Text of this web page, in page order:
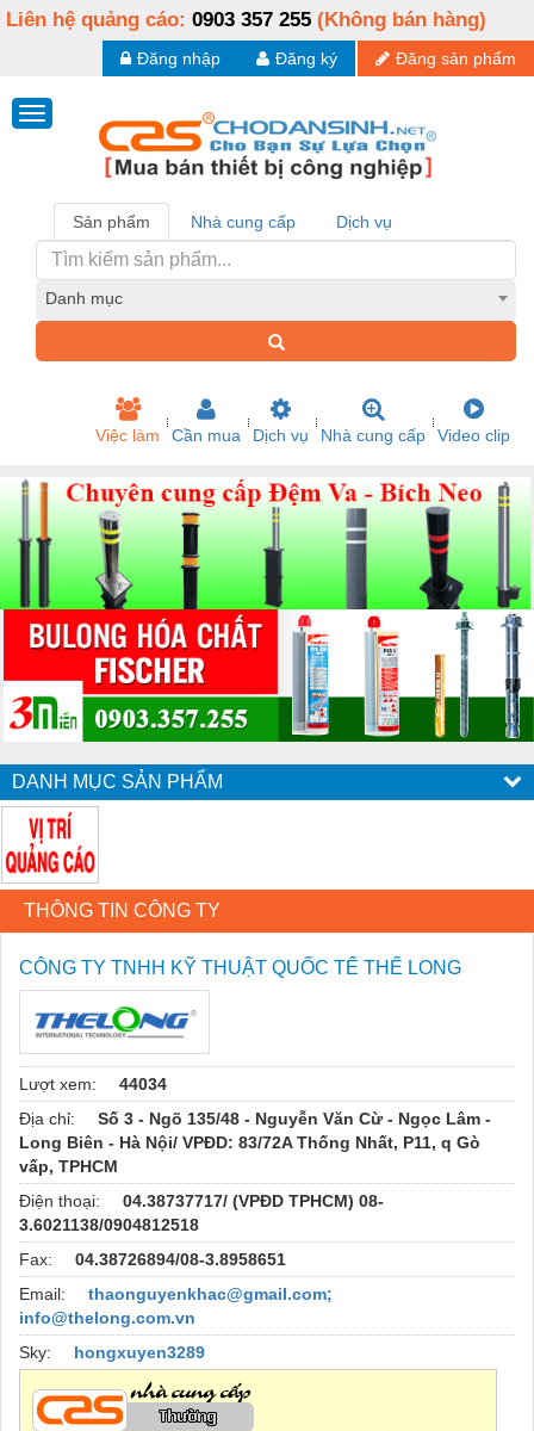
Liên hệ quảng cáo: 0903 357 255 (Không bán hàng)
Đăng sản phẩm
Đăng ký
Đăng nhập
Sản phẩm Nhà cung cấp Dịch vụ
Danh mục
Việc làm Cần mua Dịch vụ Nhà cung cấp Video clip
DANH MỤC SẢN PHẨM
THÔNG TIN CÔNG TY
CÔNG TY TNHH KỸ THUẬT QUỐC TẾ THẾ LONG
Lượt xem:
44034
Địa chỉ:
Số 3 - Ngõ 135/48 - Nguyễn Văn Cừ - Ngọc Lâm -
Long Biên - Hà Nội/ VPĐD: 83/72A Thống Nhất, P11, q Gò
vấp, TPHCM
Điện thoại:
04.38737717/ (VPĐD TPHCM) 08-
3.6021138/0904812518
Fax:
04.38726894/08-3.8958651
Email:
thaonguyenkhac@gmail.com;
info@thelong.com.vn
Sky:
hongxuyen3289